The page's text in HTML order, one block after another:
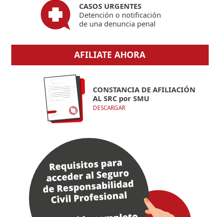
CASOS URGENTES
Detención o notificación
de una denuncia penal
AFILIATE AHORA
CONSTANCIA DE AFILIACIÓN
AL SRC por SMU
DESCARGAR